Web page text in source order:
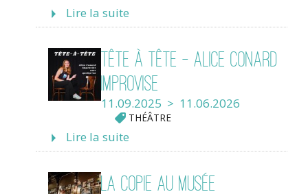
Lire la suite
Tête à Tête - Alice Conard
improvise
11.09.2025 > 11.06.2026
THÉÂTRE
Lire la suite
La Copie au Musée